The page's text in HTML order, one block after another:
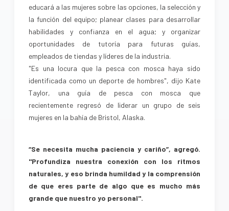
educará a las mujeres sobre las opciones, la selección y
la función del equipo; planear clases para desarrollar
habilidades y confianza en el agua; y organizar
oportunidades de tutoría para futuras guías,
empleados de tiendas y líderes de la industria.
"Es una locura que la pesca con mosca haya sido
identificada como un deporte de hombres", dijo Kate
Taylor, una guía de pesca con mosca que
recientemente regresó de liderar un grupo de seis
mujeres en la bahía de Bristol, Alaska.
“Se necesita mucha paciencia y cariño”, agregó.
"Profundiza nuestra conexión con los ritmos
naturales, y eso brinda humildad y la comprensión
de que eres parte de algo que es mucho más
grande que nuestro yo personal".